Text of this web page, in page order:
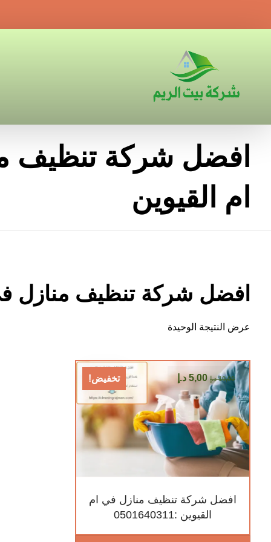
افضل شركة تنظيف
ام القيوين
افضل شركة تنظيف منازل
عرض النتيجة الوحيدة
تخفيض!
افضل شركة تنظيف منازل في ام
القيوين :0501640311
10,00 د.إ 5,00 د.إ